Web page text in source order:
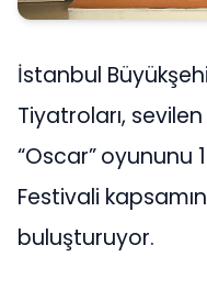
İstanbul
Tiyatroları,
“Oscar”oyununu
Festivali
buluşturuyor.